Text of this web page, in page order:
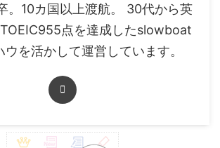
。10カ国以上渡航。 30代から英
点を達成したslowboat
ウを活かして運営しています。